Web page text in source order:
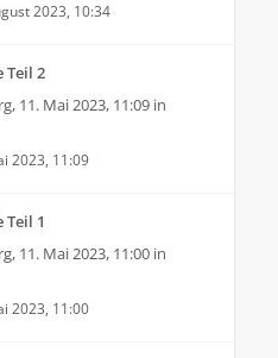
2023, 10:34
Teil 2
, 11. Mai 2023, 11:09 in
2023, 11:09
1
, 11. Mai 2023, 11:00 in
2023, 11:00